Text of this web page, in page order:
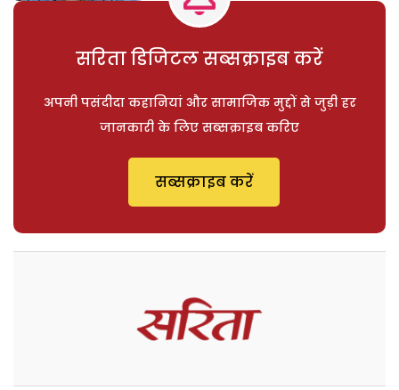
सरिता डिजिटल सब्सक्राइब करें
अपनी पसंदीदा कहानियां और सामाजिक मुद्दों से जुड़ी हर
जानकारी के लिए सब्सक्राइब करिए
सब्सक्राइब करें